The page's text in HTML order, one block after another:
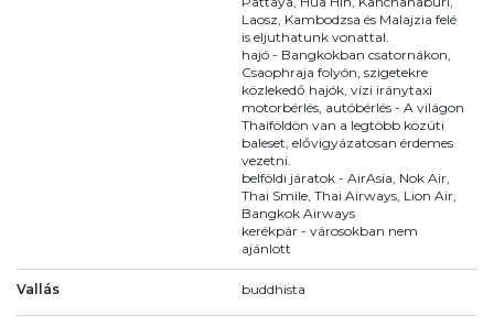
Laosz, Kambodzsa és Malajzia felé
is eljuthatunk vonattal.
hajó - Bangkokban csatornákon,
Csaophraja folyón, szigetekre
közlekedő hajók, vízi iránytaxi
motorbérlés, autóbérlés - A világon
Thaiföldön van a legtöbb közúti
baleset, elővigyázatosan érdemes
vezetni.
belföldi járatok - AirAsia, Nok Air,
Thai Smile, Thai Airways, Lion Air,
Bangkok Airways
kerékpár - városokban nem
ajánlott
Vallás buddhista